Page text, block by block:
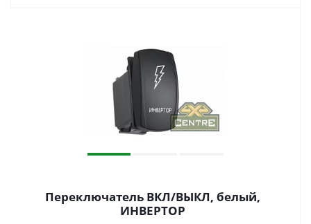
Переключатель ВКЛ/ВЫКЛ, белый,
ИНВЕРТОР